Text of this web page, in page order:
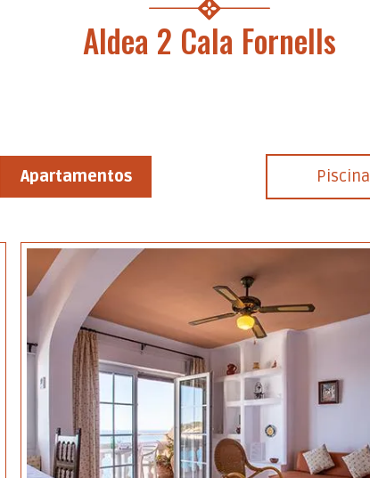
Aldea 2 Cala Fornells
Apartamentos Piscina